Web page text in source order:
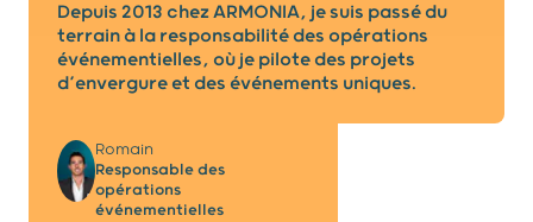
Depuis 2013 chez ARMONIA, je suis passé du
terrain à la responsabilité des opérations
événementielles, où je pilote des projets
d’envergure et des événements uniques.
Romain
Responsable des
opérations
événementielles